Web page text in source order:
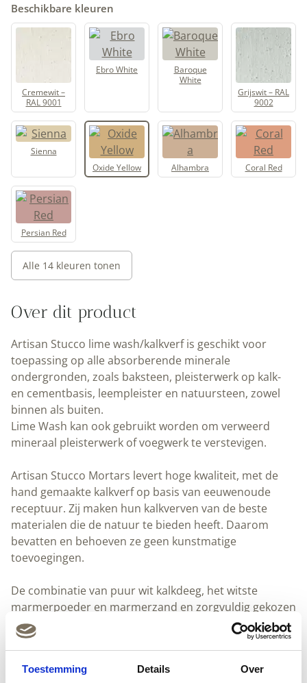
Toestemming Details Over
Beschikbare kleuren
Cremewit –
RAL 9001
Ebro White
Baroque
White
Grijswit – RAL
9002
Sienna
Oxide Yellow
Alhambra Coral Red
Persian Red
Alle 14 kleuren tonen
Over dit product
Artisan Stucco lime wash/kalkverf is geschikt voor
toepassing op alle absorberende minerale
ondergronden, zoals baksteen, pleisterwerk op kalk-
en cementbasis, leempleister en natuursteen, zowel
binnen als buiten.
Lime Wash kan ook gebruikt worden om verweerd
mineraal pleisterwerk of voegwerk te verstevigen.
Artisan Stucco Mortars levert hoge kwaliteit, met de
hand gemaakte kalkverf op basis van eeuwenoude
receptuur. Zij maken hun kalkverven van de beste
materialen die de natuur te bieden heeft. Daarom
bevatten en behoeven ze geen kunstmatige
toevoegingen.
De combinatie van puur wit kalkdeeg, het witste
marmerpoeder en marmerzand en zorgvuldig gekozen
minerale pigmenten bieden een breed scala van
bijzonder duurzame afwerkingen met unieke diepte en
briljante kleuren die nooit zullen vervagen.